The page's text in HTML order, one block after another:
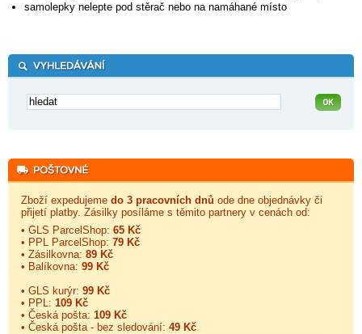
samolepky nelepte pod stěrač nebo na namáhané místo
Zboží expedujeme do 3 pracovních dnů ode dne objednávky či
přijetí platby. Zásilky posíláme s těmito partnery v cenách od:
• GLS ParcelShop: 65 Kč
• PPL ParcelShop: 79 Kč
• Zásilkovna: 89 Kč
• Balíkovna: 99 Kč
• GLS kurýr: 99 Kč
• PPL: 109 Kč
• Česká pošta: 109 Kč
• Česká pošta - bez sledování: 49 Kč